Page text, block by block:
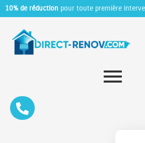
10% de réduction pour toute première